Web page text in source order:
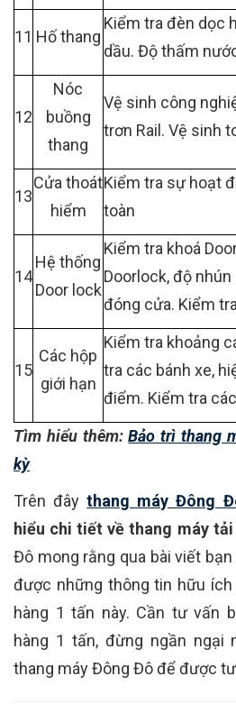
11 Hố thang
Kiểm tra đèn dọc
dầu. Độ thấm
12
Nóc
buồng
thang
Vệ sinh công
trơn Rail. Vệ sinh
13
Cửa thoát
hiểm
Kiểm tra sự hoạt
toàn
14
Hệ thống
Door lock
Kiểm tra khoá
Doorlock, độ
đóng cửa. Kiểm
15
Các hộp
giới hạn
Kiểm tra khoảng
tra các bánh xe,
điểm. Kiểm tra
Tìm hiểu thêm:Bảo trì thang
kỳ
Trên đâythang máy Đông
hiểu chi tiết về thang máy tải
Đô mong rằng qua bài viết
được những thông tin hữu
hàng 1 tấn này. Cần tư vấn
hàng 1 tấn, đừng ngần ngại
thang máy Đông Đô để được